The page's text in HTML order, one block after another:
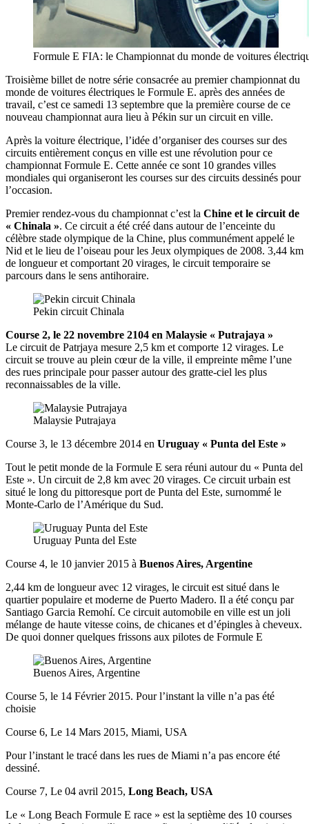
Formule E FIA: le Championnat du monde de voitures
Troisième billet de notre série consacrée au premier championnat du
monde de voitures électriques le Formule E. après des années de
travail, c’est ce samedi 13 septembre que la première course de ce
nouveau championnat aura lieu à Pékin sur un circuit en ville.
Après la voiture électrique, l’idée d’organiser des courses sur des
circuits entièrement conçus en ville est une révolution pour ce
championnat Formule E. Cette année ce sont 10 grandes villes
mondiales qui organiseront les courses sur des circuits dessinés pour
l’occasion.
Premier rendez-vous du championnat c’est la Chine et le circuit de
« Chinala ». Ce circuit a été créé dans autour de l’enceinte du
célèbre stade olympique de la Chine, plus communément appelé le
Nid et le lieu de l’oiseau pour les Jeux olympiques de 2008. 3,44 km
de longueur et comportant 20 virages, le circuit temporaire se
parcours dans le sens antihoraire.
Pekin circuit Chinala
Course 2, le 22 novembre 2104 en Malaysie « Putrajaya »
Le circuit de Patrjaya mesure 2,5 km et comporte 12 virages. Le
circuit se trouve au plein cœur de la ville, il empreinte même l’une
des rues principale pour passer autour des gratte-ciel les plus
reconnaissables de la ville.
Malaysie Putrajaya
Course 3, le 13 décembre 2014 en Uruguay « Punta del Este »
Tout le petit monde de la Formule E sera réuni autour du « Punta del
Este ». Un circuit de 2,8 km avec 20 virages. Ce circuit urbain est
situé le long du pittoresque port de Punta del Este, surnommé le
Monte-Carlo de l’Amérique du Sud.
Uruguay Punta del Este
Course 4, le 10 janvier 2015 à Buenos Aires, Argentine
2,44 km de longueur avec 12 virages, le circuit est situé dans le
quartier populaire et moderne de Puerto Madero. Il a été conçu par
Santiago Garcia Remohí. Ce circuit automobile en ville est un joli
mélange de haute vitesse coins, de chicanes et d’épingles à cheveux.
De quoi donner quelques frissons aux pilotes de Formule E
Buenos Aires, Argentine
Course 5, le 14 Février 2015. Pour l’instant la ville n’a pas été
choisie
Course 6, Le 14 Mars 2015, Miami, USA
Pour l’instant le tracé dans les rues de Miami n’a pas encore été
dessiné.
Course 7, Le 04 avril 2015, Long Beach, USA
Le « Long Beach Formule E race » est la septième des 10 courses